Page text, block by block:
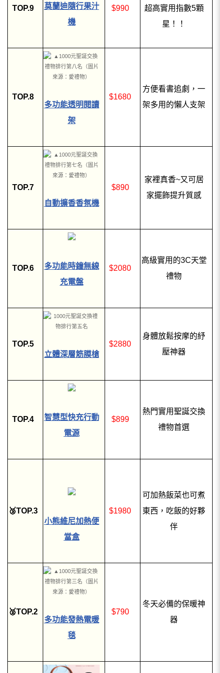
TOP.9
莫蘭迪隨行果汁
機
$990
超高實用指數5顆
星！！
TOP.8
多功能透明閱讀
架
$1680
方便看書追劇，一
架多用的懶人支架
TOP.7
自動擴香香氛機
$890
家裡真香~又可居
家擺飾提升質感
TOP.6
多功能時鐘無線
充電盤
$2080
高級實用的3C天堂
禮物
TOP.5
立體深層筋膜槍
$2880
身體放鬆按摩的紓
壓神器
TOP.4
智慧型快充行動
電源
$899
熱門實用聖誕交換
禮物首選
🥉TOP.3
小熊維尼加熱便
當盒
$1980
可加熱飯菜也可煮
東西，吃飯的好夥
伴
🥈TOP.2
多功能發熱電暖
毯
$790
冬天必備的保暖神
器